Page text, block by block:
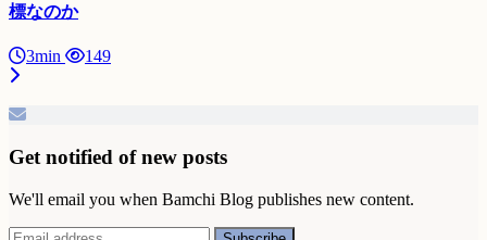
標なのか
3min 149
Get notified of new posts
We'll email you when Bamchi Blog publishes new content.